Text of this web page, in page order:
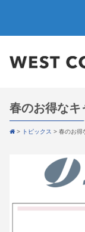
春のお得なキ
> トピックス > 春のお得